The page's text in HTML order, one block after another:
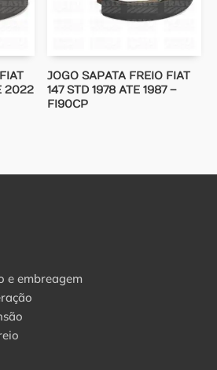
2022
JOGO SAPATA FREIO FIAT
147 STD 1978 ATE 1987 –
FI90CP
e embreagem